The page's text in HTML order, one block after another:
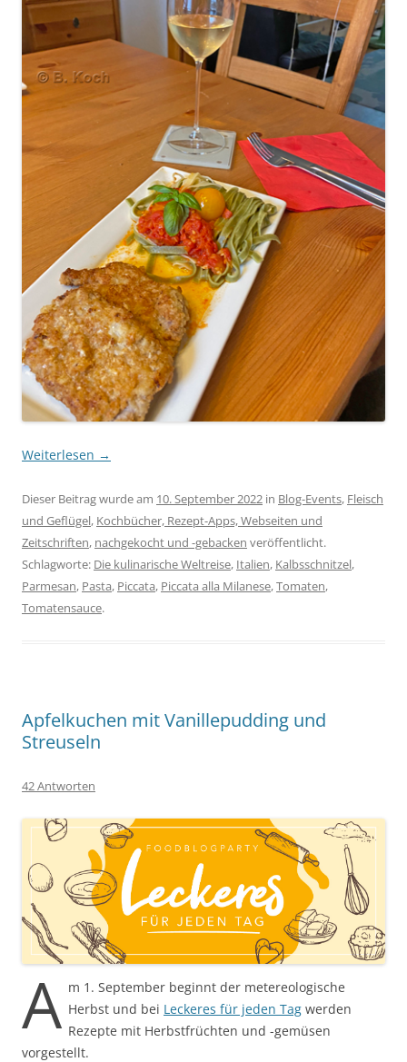
Weiterlesen →
Dieser Beitrag wurde am 10. September 2022 in Blog-Events, Fleisch
und Geflügel, Kochbücher, Rezept-Apps, Webseiten und
Zeitschriften, nachgekocht und -gebacken veröffentlicht.
Schlagworte: Die kulinarische Weltreise, Italien, Kalbsschnitzel,
Parmesan, Pasta, Piccata, Piccata alla Milanese,Tomaten,
Tomatensauce.
Apfelkuchen mit Vanillepudding und
Streuseln
42 Antworten
A m 1. September beginnt der metereologische
Herbst und bei Leckeres für jeden Tag werden
Rezepte mit Herbstfrüchten und -gemüsen
vorgestellt.